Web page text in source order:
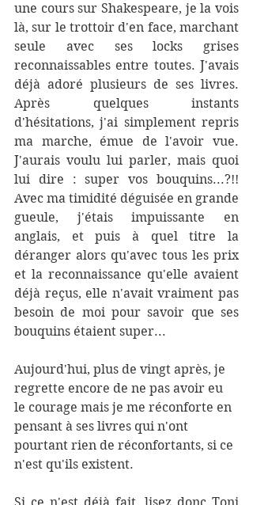
une cours sur Shakespeare, je la vois
là, sur le trottoir d'en face, marchant
seule avec ses locks grises
reconnaissables entre toutes. J'avais
déjà adoré plusieurs de ses livres.
Après quelques instants
d'hésitations, j'ai simplement repris
ma marche, émue de l'avoir vue.
J'aurais voulu lui parler, mais quoi
lui dire : super vos bouquins...?!!
Avec ma timidité déguisée en grande
gueule, j'étais impuissante en
anglais, et puis à quel titre la
déranger alors qu'avec tous les prix
et la reconnaissance qu'elle avaient
déjà reçus, elle n'avait vraiment pas
besoin de moi pour savoir que ses
bouquins étaient super...
Aujourd'hui, plus de vingt après, je
regrette encore de ne pas avoir eu
le courage mais je me réconforte en
pensant à ses livres qui n'ont
pourtant rien de réconfortants, si ce
n'est qu'ils existent.